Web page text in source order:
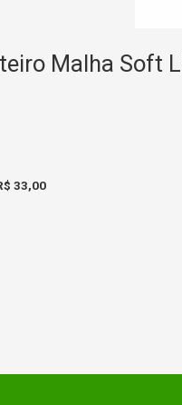
Malha Soft
33,00